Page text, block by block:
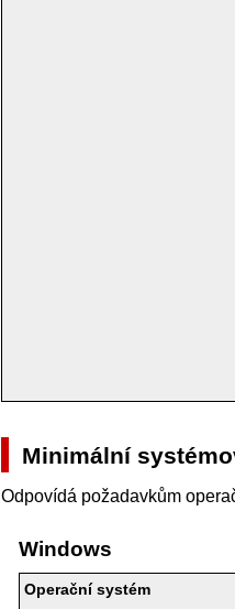
Minimální
Odpovídá požadavkům
Windows
Operační systém